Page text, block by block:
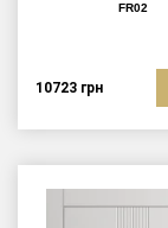
FR02
10723 грн